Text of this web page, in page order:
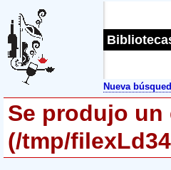
Nueva
Se produjo
(/tmp/